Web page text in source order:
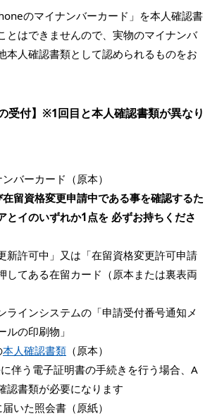
のマイナンバーカード」を本人確認書
とはできませんので、実物のマイナンバ
本人確認書類として認められるものをお
付】※1回目と本人確認書類が異なり
バーカード（原本）
留資格変更申請中である事を確認するた
とイのいずれか1点を 必ずお持ちくださ
許可中」又は「在留資格変更許可申請
してある在留カード（原本または裏表両
インシステムの「申請受付番号通知メ
の印刷物」
本人確認書類 （原本）
伴う電子証明書の手続きを行う場合、A
認書類が必要になります
いた照会書（原紙）